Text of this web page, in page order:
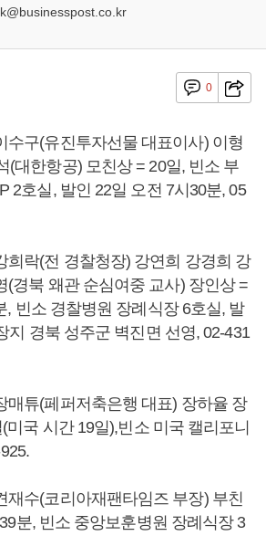
0
구(유진투자선물 대표이사) 이형
(대한항공) 모친상 = 20일, 빈소 부
2호실, 발인 22일 오전 7시30분, 05
락(전 경찰청장) 강연희 강경희 강
(경북 왜관 순심여중 교사) 장인상 =
, 빈소 경찰병원 장례식장 6호실, 발
지 경북 성주군 벽진면 선영, 02-431
튜(페퍼저축은행 대표) 장하율 장
미국 시간 19일),빈소 미국 캘리포니
수(코리아재팬타임즈 부장) 부친
분, 빈소 중앙보훈병원 장례식장 3